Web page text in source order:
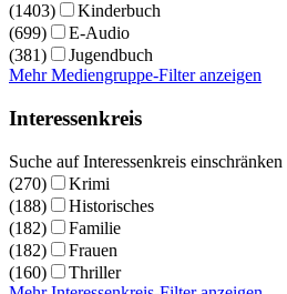
(1403)
Kinderbuch
(699)
E-Audio
(381)
Jugendbuch
Mehr Mediengruppe-Filter anzeigen
Interessenkreis
Suche auf Interessenkreis einschränken
(270)
Krimi
(188)
Historisches
(182)
Familie
(182)
Frauen
(160)
Thriller